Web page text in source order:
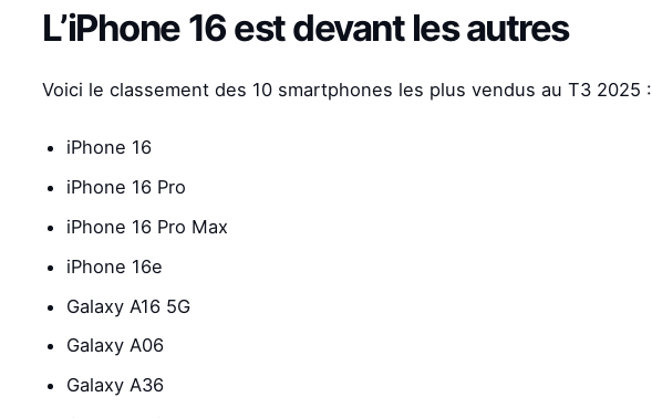
L’iPhone 16 est devant les autres
Voici le classement des 10 smartphones les plus vendus au T3 2025 :
iPhone 16
iPhone 16 Pro
iPhone 16 Pro Max
iPhone 16e
Galaxy A16 5G
Galaxy A06
Galaxy A36